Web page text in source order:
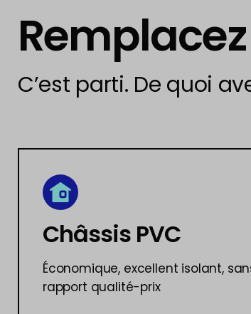
C’est parti. De quoi
Châssis PVC
Économique, excellent isolant,
rapport qualité-prix